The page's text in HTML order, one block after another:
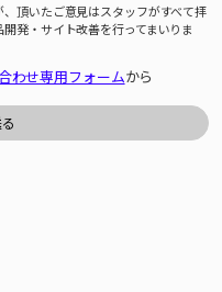
頂いたご意見はスタッフがすべて拝
発・サイト改善を行ってまいりま
わせ専用フォームから